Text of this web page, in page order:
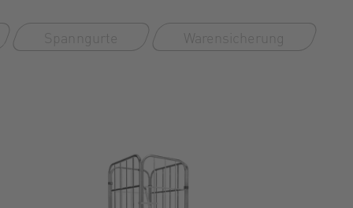
Spanngurte
Warensicherung